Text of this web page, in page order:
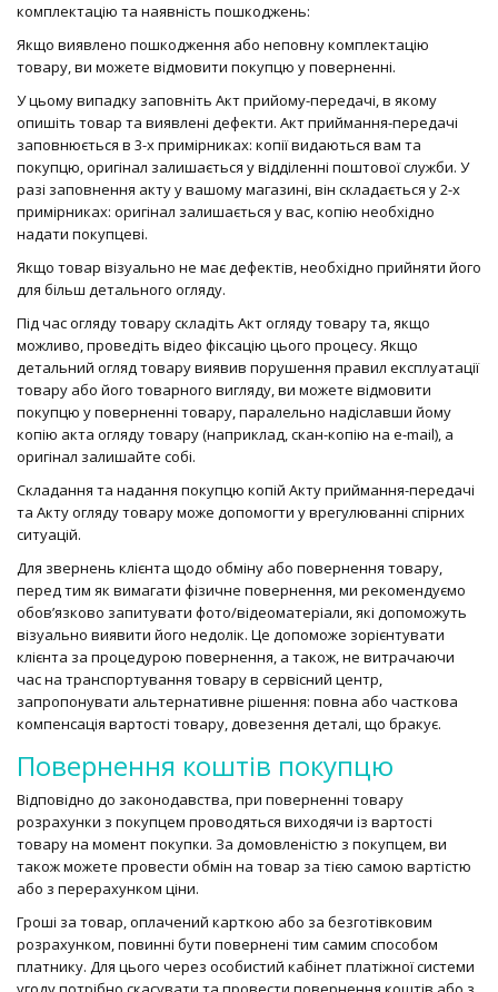
комплектацію та наявність пошкоджень:
Якщо виявлено пошкодження або неповну комплектацію
товару, ви можете відмовити покупцю у поверненні.
У цьому випадку заповніть Акт прийому-передачі, в якому
опишіть товар та виявлені дефекти. Акт приймання-передачі
заповнюється в 3-х примірниках: копії видаються вам та
покупцю, оригінал залишається у відділенні поштової служби. У
разі заповнення акту у вашому магазині, він складається у 2-х
примірниках: оригінал залишається у вас, копію необхідно
надати покупцеві.
Якщо товар візуально не має дефектів, необхідно прийняти його
для більш детального огляду.
Під час огляду товару складіть Акт огляду товару та, якщо
можливо, проведіть відео фіксацію цього процесу. Якщо
детальний огляд товару виявив порушення правил експлуатації
товару або його товарного вигляду, ви можете відмовити
покупцю у поверненні товару, паралельно надіславши йому
копію акта огляду товару (наприклад, скан-копію на e-mail), а
оригінал залишайте собі.
Складання та надання покупцю копій Акту приймання-передачі
та Акту огляду товару може допомогти у врегулюванні спірних
ситуацій.
Для звернень клієнта щодо обміну або повернення товару,
перед тим як вимагати фізичне повернення, ми рекомендуємо
обов’язково запитувати фото/відеоматеріали, які допоможуть
візуально виявити його недолік. Це допоможе зорієнтувати
клієнта за процедурою повернення, а також, не витрачаючи
час на транспортування товару в сервісний центр,
запропонувати альтернативне рішення: повна або часткова
компенсація вартості товару, довезення деталі, що бракує.
Повернення коштів покупцю
Відповідно до законодавства, при поверненні товару
розрахунки з покупцем проводяться виходячи із вартості
товару на момент покупки. За домовленістю з покупцем, ви
також можете провести обмін на товар за тією самою вартістю
або з перерахунком ціни.
Гроші за товар, оплачений карткою або за безготівковим
розрахунком, повинні бути повернені тим самим способом
платнику. Для цього через особистий кабінет платіжної системи